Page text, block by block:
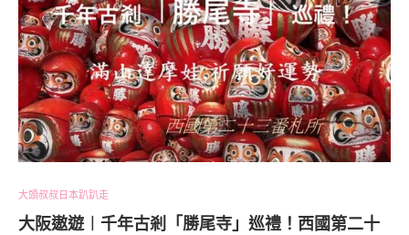
大頭叔叔日本趴趴走
大阪遨遊︱千年古剎「勝尾寺」巡禮！西國第二十